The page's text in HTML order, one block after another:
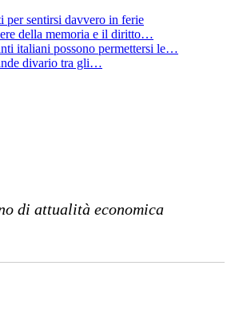
per sentirsi davvero in ferie
della memoria e il diritto…
italiani possono permettersi le…
divario tra gli…
di attualità economica